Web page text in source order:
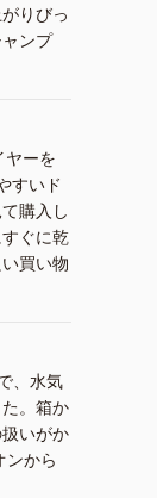
りびっ
ンプ
ヤーを
すいド
購入し
ぐに乾
買い物
、水気
。箱か
いがか
ンから